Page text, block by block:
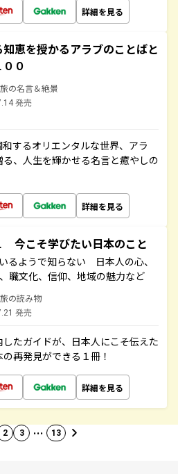
詳細を見る
恵を授かるアラブのことばと
０
の名言＆絶景
発売
するオリエンタルな世界、アラ
、人生を輝かせる名言と癒やしの
詳細を見る
今こそ学びたい日本のこと
るようで知らない 日本人の心、
職文化、信仰、地域の魅力など
の読み物
発売
たガイドが、日本人にこそ伝えた
再発見ができる１冊！
詳細を見る
2 3 … 13